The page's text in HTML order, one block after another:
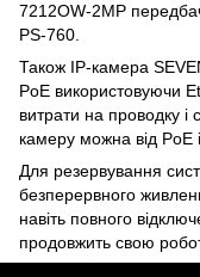
7212OW-2MP
PS-760.
Також IP-камера
PoE використовуючи
витрати на проводку
камеру можна від PoE
Для резервування
безперервного
навіть повного
продовжить свою